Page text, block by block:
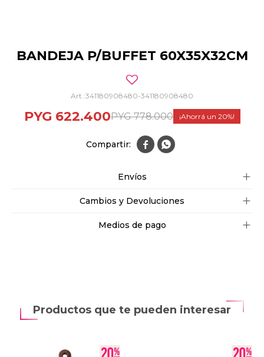
BANDEJA P/BUFFET 60X35X32CM
341180908480-341180908480
PYG 622.400PYG 778.000 20
 
Envíos
Cambios y Devoluciones
Medios de pago
Productos que te pueden interesar